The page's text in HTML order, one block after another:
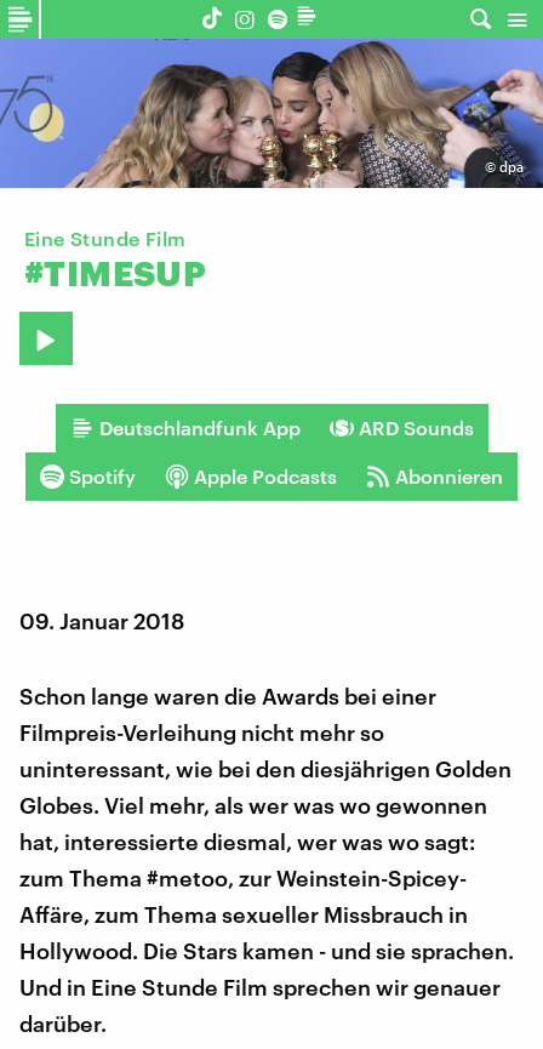
© dpa
Eine Stunde Film
#TIMESUP
Deutschlandfunk App ARD Sounds
Spotify Apple Podcasts Abonnieren
09. Januar 2018
Schon lange waren die Awards bei einer
Filmpreis-Verleihung nicht mehr so
uninteressant, wie bei den diesjährigen Golden
Globes. Viel mehr, als wer was wo gewonnen
hat, interessierte diesmal, wer was wo sagt:
zum Thema #metoo, zur Weinstein-Spicey-
Affäre, zum Thema sexueller Missbrauch in
Hollywood. Die Stars kamen - und sie sprachen.
Und in Eine Stunde Film sprechen wir genauer
darüber.